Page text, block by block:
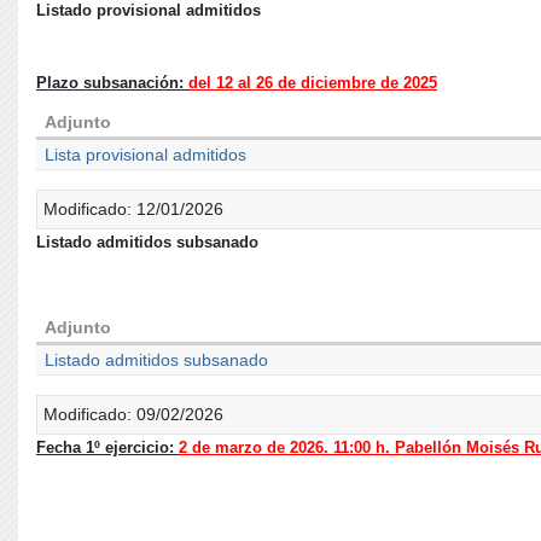
Listado provisional admitidos
Plazo subsanación: del 12 al 26 de diciembre de 2025
Adjunto
Lista provisional admitidos
Modificado: 12/01/2026
Listado admitidos subsanado
Adjunto
Listado admitidos subsanado
Modificado: 09/02/2026
Fecha 1º ejercicio: 2 de marzo de 2026. 11:00 h. Pabellón Moisés